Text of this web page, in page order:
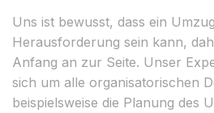
Uns ist bewusst, dass ein
Herausforderung sein kann,
Anfang an zur Seite. Unser
sich um alle organisatorischen
beispielsweise die Planung des